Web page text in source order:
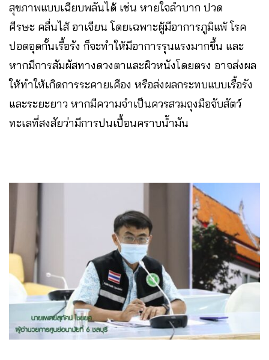
สุขภาพแบบเฉียบพลันได้ เช่น หายใจลำบาก ปวด
ศีรษะ คลื่นไส้ อาเจียน โดยเฉพาะผู้มีอาการภูมิแพ้ โรค
ปอดอุดกั้นเรื้อรัง ก็จะทำให้มีอาการรุนแรงมากขึ้น และ
หากมีการสัมผัสทางดวงตาและผิวหนังโดยตรง อาจส่งผล
ให้ทำให้เกิดการระคายเคือง หรือส่งผลกระทบแบบเรื้อรัง
และระยะยาว หากมีความจำเป็นควรสวมถุงมือจับสัตว์
ทะเลที่สงสัยว่ามีการปนเปื้อนคราบน้ำมัน